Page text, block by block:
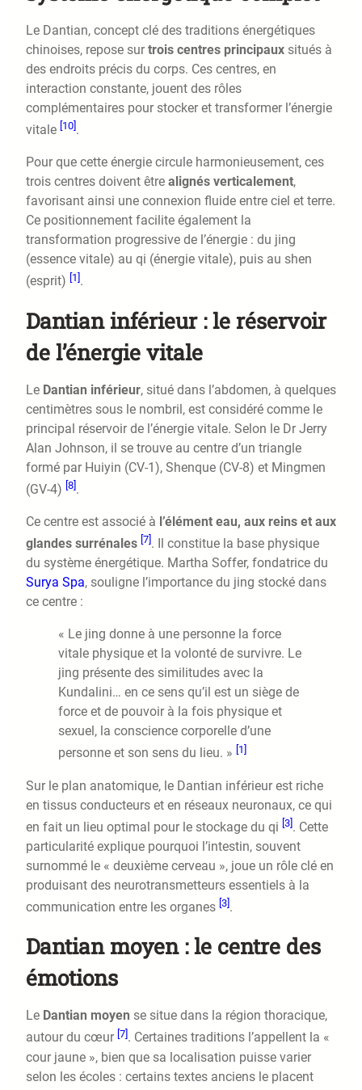
Le Dantian, concept clé des traditions énergétiques
chinoises, repose surtrois centres principaux situés à
des endroits précis du corps. Ces centres, en
interaction constante, jouent des rôles
complémentaires pour stocker et transformer l’énergie
vitale [10] .
Pour que cette énergie circule harmonieusement, ces
trois centres doivent être alignés verticalement,
favorisant ainsi une connexion fluide entre ciel et terre.
Ce positionnement facilite également la
transformation progressive de l’énergie : du jing
(essence vitale) au qi (énergie vitale), puis au shen
(esprit) [1].
Dantian inférieur : le réservoir
de l’énergie vitale
Le Dantian inférieur, situé dans l’abdomen, à quelques
centimètres sous le nombril, est considéré comme le
principal réservoir de l’énergie vitale. Selon le Dr Jerry
Alan Johnson, il se trouve au centre d’un triangle
formé par Huiyin (CV-1), Shenque (CV-8) et Mingmen
(GV-4) [8].
Ce centre est associé à l’élément eau, aux reins et aux
glandes surrénales [7] . Il constitue la base physique
du système énergétique. Martha Soffer, fondatrice du
Surya Spa, souligne l’importance du jing stocké dans
ce centre :
« Le jing donne à une personne la force
vitale physique et la volonté de survivre. Le
jing présente des similitudes avec la
Kundalini… en ce sens qu’il est un siège de
force et de pouvoir à la fois physique et
sexuel, la conscience corporelle d’une
personne et son sens du lieu. » [1]
Sur le plan anatomique, le Dantian inférieur est riche
en tissus conducteurs et en réseaux neuronaux, ce qui
en fait un lieu optimal pour le stockage du qi [3]. Cette
particularité explique pourquoi l’intestin, souvent
surnommé le « deuxième cerveau », joue un rôle clé en
produisant des neurotransmetteurs essentiels à la
communication entre les organes [3] .
Dantian moyen : le centre des
émotions
Le Dantian moyen se situe dans la région thoracique,
autour du cœur [7]. Certaines traditions l’appellent la «
cour jaune », bien que sa localisation puisse varier
selon les écoles : certains textes anciens le placent